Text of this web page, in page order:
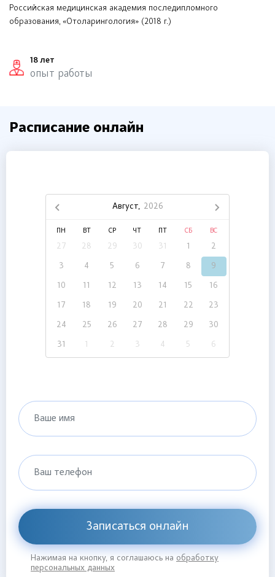
Российская медицинская академия последипломного
образования, «Отоларингология» (2018 г.)
18 лет
опыт работы
Расписание онлайн
Август, 2026
ПН ВТ СР ЧТ СБ ВС
27 28 29 30 31 1 2
3 4 5 6 7 8 9
10 11 12 13 14 15 16
17 18 19 20 21 22 23
24 25 26 27 28 29 30
31 1 2 3 4 5 6
Ваше имя
Ваш телефон
Записаться онлайн
Нажимая на кнопку, я соглашаюсь на обработку
персональных данных